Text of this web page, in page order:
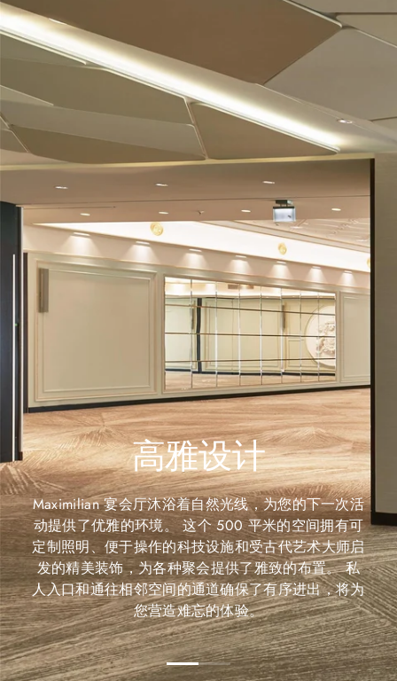
高雅设计
Maximilian 宴会厅沐浴着自然光线，为您的下一次活
动提供了优雅的环境。 这个 500 平米的空间拥有可
定制照明、便于操作的科技设施和受古代艺术大师启
发的精美装饰，为各种聚会提供了雅致的布置。 私
人入口和通往相邻空间的通道确保了有序进出，将为
您营造难忘的体验。